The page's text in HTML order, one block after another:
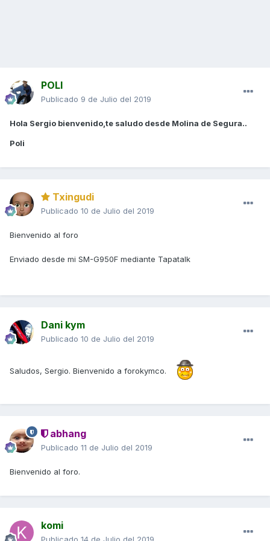
POLI
Publicado 9 de Julio del 2019
Hola Sergio bienvenido,te saludo desde Molina de Segura..
Poli
Txingudi
Publicado 10 de Julio del 2019
Bienvenido al foro
Enviado desde mi SM-G950F mediante Tapatalk
Dani kym
Publicado 10 de Julio del 2019
Saludos, Sergio. Bienvenido a forokymco.
abhang
Publicado 11 de Julio del 2019
Bienvenido al foro.
komi